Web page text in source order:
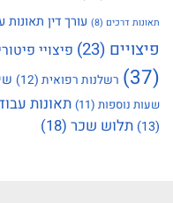
תאונות דרכים (8) עורך דין תאונות
פיצויים (23) פיצויי
(37)
רשלנות רפואית (12)
שעות נוספות (11) תאונות
(13)
תלוש שכר (18)